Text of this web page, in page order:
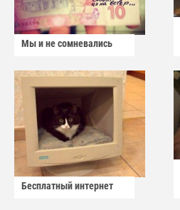
Мы и не сомневались
Бесплатный интернет